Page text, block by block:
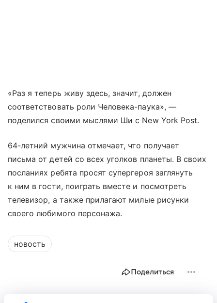
«Раз я теперь живу здесь, значит, должен
соответствовать роли Человека-паука», —
поделился своими мыслями Ши с New York Post.
64-летний мужчина отмечает, что получает
письма от детей со всех уголков планеты. В своих
посланиях ребята просят супергероя заглянуть
к ним в гости, поиграть вместе и посмотреть
телевизор, а также прилагают милые рисунки
своего любимого персонажа.
новость
Поделиться